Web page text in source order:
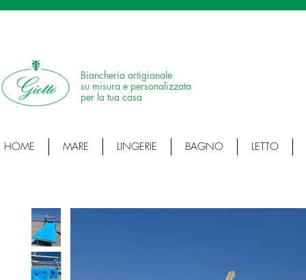
Biancheria artigianale
su misura e personalizzata
per la tua casa
HOME MARE LINGERIE BAGNO LETTO